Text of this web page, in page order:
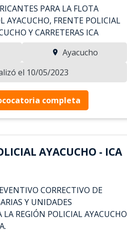
PARA LA FLOTA
AYACUCHO, FRENTE POLICIAL
Y CARRETERAS ICA
Ayacucho
el 10/05/2023
completa
AYACUCHO - ICA
CORRECTIVO DE
Y UNIDADES
LA REGIÓN POLICIAL AYACUCHO